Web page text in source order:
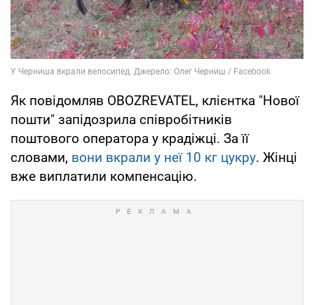
Як повідомляв OBOZREVATEL, клієнтка "Нової
пошти" запідозрила співробітників
поштового оператора у крадіжці. За її
словами, вони вкрали у неї 10 кг цукру. Жінці
вже виплатили компенсацію.